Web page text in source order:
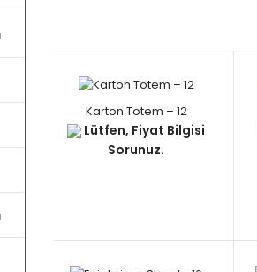
Karton Totem – 12
Lütfen, Fiyat Bilgisi
Sorunuz.